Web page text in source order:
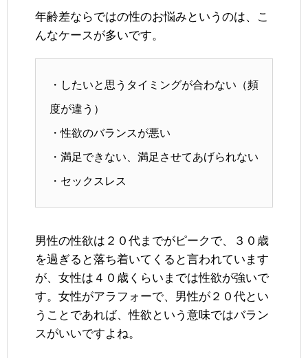
年齢差ならではの性のお悩みというのは、こ
んなケースが多いです。
・したいと思うタイミングが合わない（頻
度が違う）
・性欲のバランスが悪い
・満足できない、満足させてあげられない
・セックスレス
男性の性欲は２０代までがピークで、３０歳
を過ぎると落ち着いてくると言われています
が、女性は４０歳くらいまでは性欲が強いで
す。女性がアラフォーで、男性が２０代とい
うことであれば、性欲という意味ではバラン
スがいいですよね。